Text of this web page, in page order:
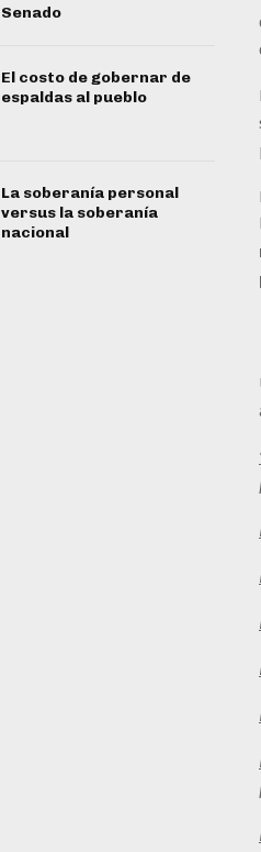
Senado
El costo de gobernar de
espaldas al pueblo
La soberanía personal
versus la soberanía
nacional